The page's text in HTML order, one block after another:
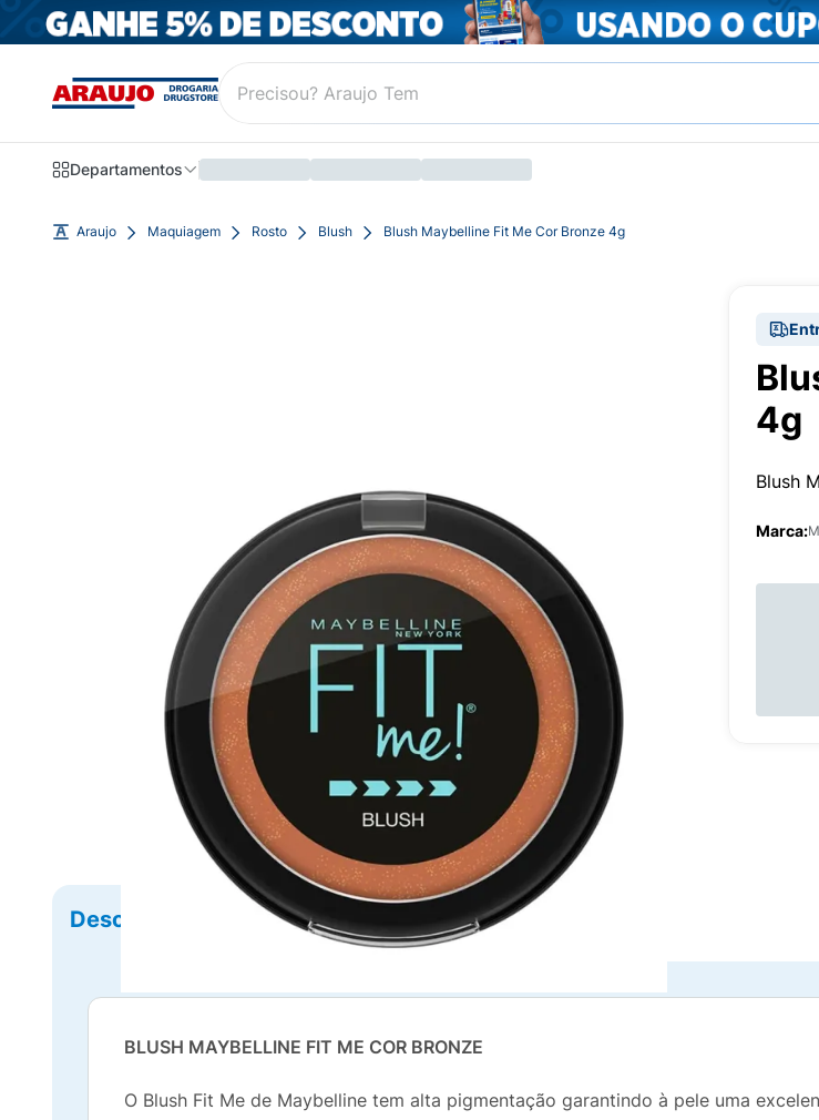
Departamentos
Araujo Maquiagem Rosto Blush Blush Maybelline Fit Me Cor Bronze 4g
4g
Blush
Marca:
Descrição Ficha Técnica
BLUSH MAYBELLINE FIT ME COR BRONZE
O Blush Fit Me de Maybelline tem alta pigmentação garantindo à pele uma